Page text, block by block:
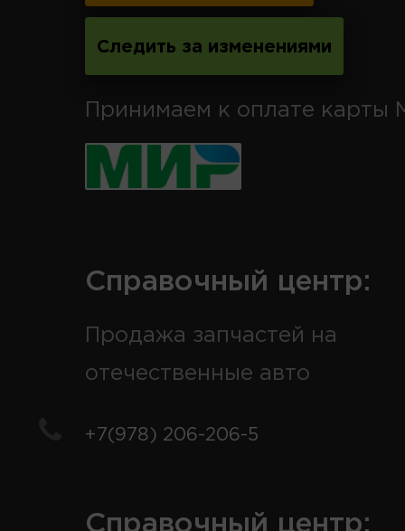
Следить за изменениями
Принимаем к оплате карты
Справочный центр:
Продажа запчастей на
отечественные авто
+7(978) 206-206-5
Справочный центр: